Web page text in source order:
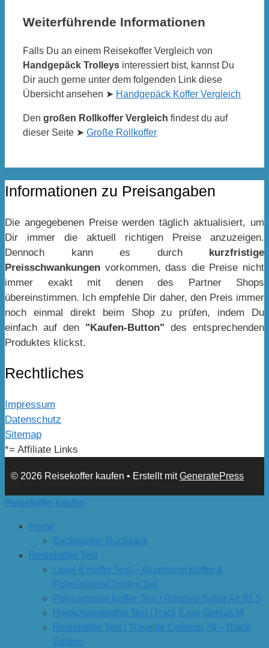
Weiterführende Informationen
Falls Du an einem Reisekoffer Vergleich von
Handgepäck Trolleys interessiert bist, kannst Du
Dir auch gerne unter dem folgenden Link diese
Übersicht ansehen ➤ Handgepäck Koffer Vergleich
Den großen Rollkoffer Vergleich findest du auf
dieser Seite ➤ Große Rollkoffer
Informationen zu Preisangaben
Die angegebenen Preise werden täglich aktualisiert, um
Dir immer die aktuell richtigen Preise anzuzeigen.
Dennoch kann es durch kurzfristige
Preisschwankungen vorkommen, dass die Preise nicht
immer exakt mit denen des Partner Shops
übereinstimmen. Ich empfehle Dir daher, den Preis immer
noch einmal direkt beim Shop zu prüfen, indem Du
einfach auf den "Kaufen-Button" des entsprechenden
Produktes klickst.
Rechtliches
Impressum
Datenschutz
Sitemap
*= Affiliate Links
© 2026 Reisekoffer kaufen • Erstellt mitGeneratePress
Reisekoffer kaufen
Home
Backpacker Rucksack
Reisekoffer Test
Level 8 Koffer Test – Aluminium Koffer &
Polycarbonat Trolley Set
Polycarbonat Koffer Test | Rimowa Salsa Air 81,5
Hartschalenkoffer Test | Pack Easy Genius M
Reisekoffer Test | Travelite Colosso 76 – Black
Edition